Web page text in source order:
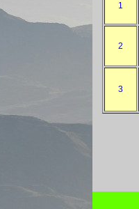
1
2
3